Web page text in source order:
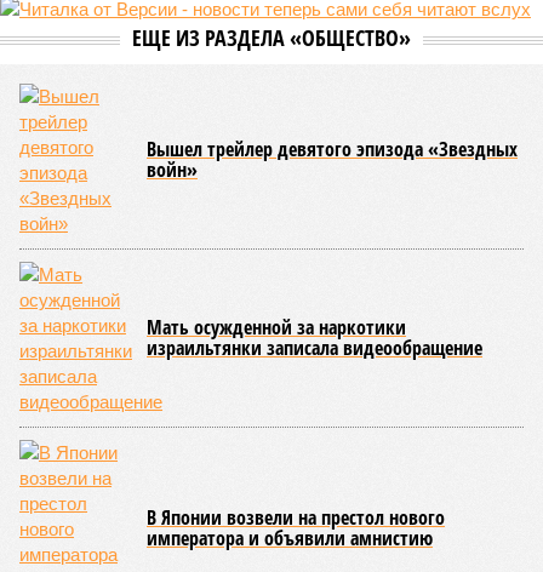
Премьер закавказской республики Никол Пашинян заявил, что
его страна может потребовать у Москвы до 2 млрд долларов
В настоящий момент та эксплуатируется «дочкой» ОАО «РЖД»,
причём исключительно за российский счёт. И в
складывающейся ситуации, кажется, больше вопросов не к
Еревану, а к гендиректору монополии Олегу Белозёрову.
По мнению
выходящего. Дескать, Ереван считает транспортную сеть
своей собственностью и теперь намерен просить за аренду
«железки» означенную сумму. При этом, как отмечают
эксперты, армянская сторона, выставляя этот счёт, не
раскрыла методику его калькуляции, то есть, получается,
взяла цифры с потолка. Отдельно стоит отметить, что
заключённый в 2008 году между Арменией и ОАО «РЖД»
концессионный договор, согласно которому российская
компания получила в управление «железку» республики до
2038-го, вероятно, вовсе не предусматривает такой
постановки вопроса.
Неудивительно, что гендиректор РЖД Белозёров
реагируя на словесные интервенции Пашиняна, выступил